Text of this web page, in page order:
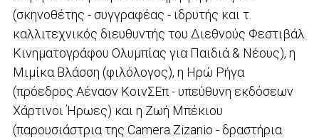
(σκηνοθέτης - συγγραφέας - ιδρυτής και τ.
καλλιτεχνικός διευθυντής του Διεθνούς Φεστιβάλ
Κινηματογράφου Ολυμπίας για Παιδιά & Νέους), η
Μιμίκα Βλάσση (φιλόλογος), η Ηρώ Ρήγα
(πρόεδρος Αέναον ΚοινΣΕπ - υπεύθυνη εκδόσεων
Χάρτινοι Ήρωες) και η Ζωή Μπέκιου
(παρουσιάστρια της Camera Zizanio - δραστήρια